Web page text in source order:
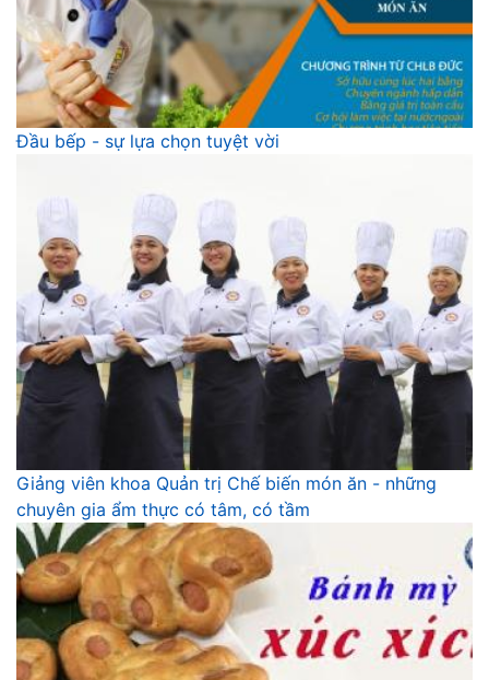
Đầu bếp - sự lựa chọn tuyệt vời
Giảng viên khoa Quản trị Chế biến món ăn - những
chuyên gia ẩm thực có tâm, có tầm